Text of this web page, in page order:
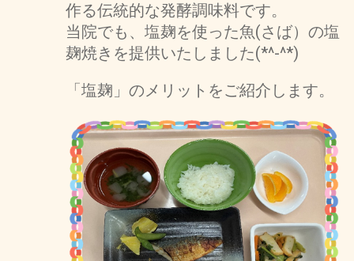
作る伝統的な発酵調味料です。
当院でも、塩麹を使った魚(さば）の塩
麹焼きを提供いたしました(*^-^*)
「塩麹」のメリットをご紹介します。